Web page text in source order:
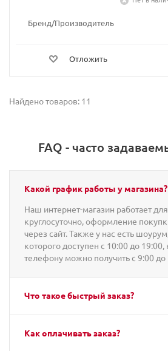
Бренд/Производитель
Отложить
Найдено товаров: 11
FAQ - часто
Какой график работы у магазина?
Наш интернет-магазин работает
круглосуточно, оформление
через сайт. Также у нас есть
которого доступен с 10:00 до 19:00,
телефону можно получить с 9:00 до
Что такое быстрый заказ?
Как оплачивать заказ?